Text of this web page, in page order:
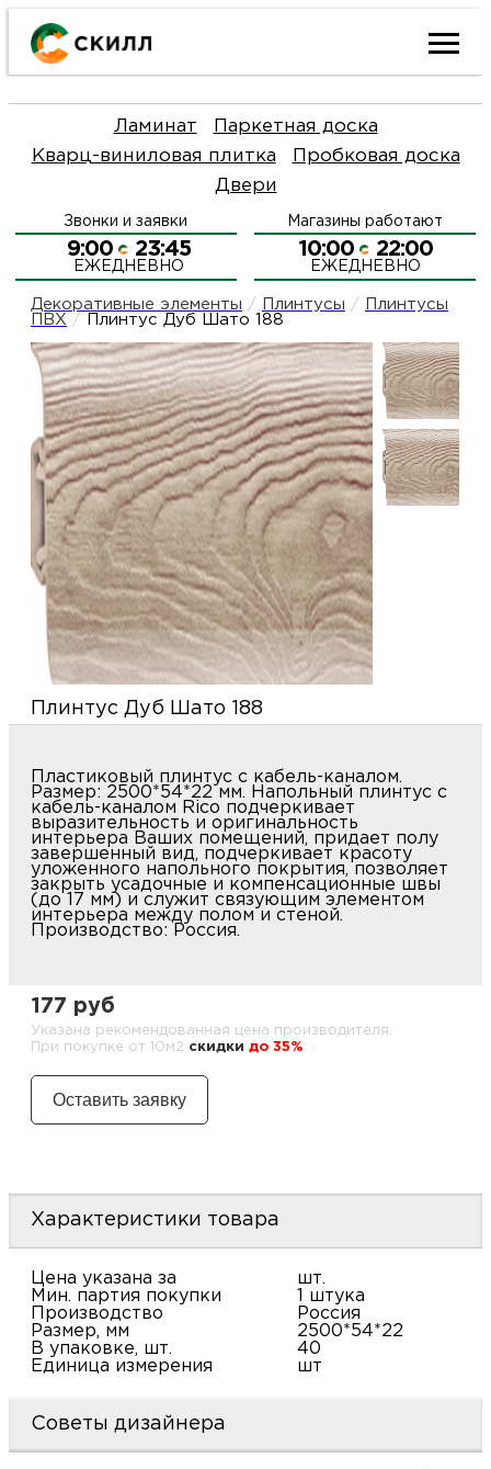
и
Как
Ламинат
Паркетная доска
Кварц-виниловая плитка
Пробковая доска
Двери
Звонки и заявки
9:00 23:45
ЕЖЕДНЕВНО
Магазины работают
10:00 22:00
ЕЖЕДНЕВНО
Декоративные элементы / Плинтусы /
Плинтусы
ПВХ / Плинтус Дуб Шато 188
Плинтус Дуб Шато 188
Пластиковый плинтус с кабель-каналом.
Размер: 2500*54*22 мм. Напольный плинтус с
кабель-каналом Rico подчеркивает
выразительность и оригинальность
интерьера Ваших помещений, придает полу
завершенный вид, подчеркивает красоту
уложенного напольного покрытия, позволяет
закрыть усадочные и компенсационные швы
(до 17 мм) и служит связующим элементом
интерьера между полом и стеной.
Производство: Россия.
177 руб
Указана рекомендованная цена производителя.
При покупке от 10м2 cкидки до 35%
Характеристики товара
Цена указана за
шт.
Мин. партия покупки
1 штука
Производство
Россия
Размер, мм
2500*54*22
В упаковке, шт.
40
Единица измерения
шт
Советы дизайнера